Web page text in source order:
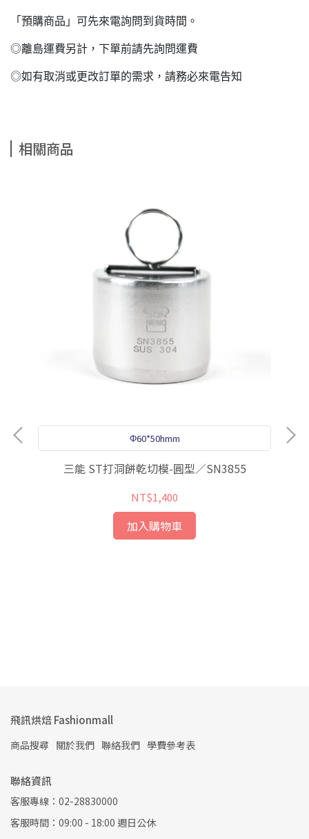
「預購商品」可先來電詢問到貨時間。
◎離島運費另計，下單前請先詢問運費
◎如有取消或更改訂單的需求，請務必來電告知
相關商品
Φ60*50hmm
三能 ST打洞餅乾切模-圓型／SN3855
NT$1,400
加入購物車
飛訊烘焙 Fashionmall
商品搜尋 關於我們 聯絡我們 學費參考表
聯絡資訊
客服專線：02-28830000
客服時間：09:00 - 18:00 週日公休